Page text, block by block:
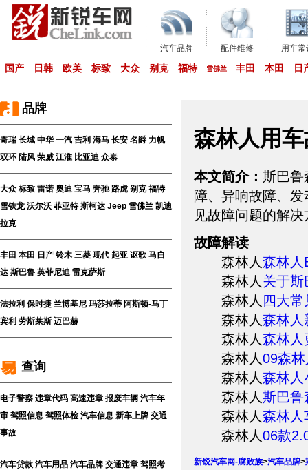
汽车品牌 配件维修 用车常
国产 日韩 欧美 标致 大众 别克 福特 雪佛兰 丰田 本田 日
品牌
奇瑞 长城 中华 一汽 吉利 海马 长安 名爵 力帆
双环 陆风 荣威 江淮 比亚迪 众泰
大众 标致 雷诺 奥迪 宝马 奔驰 路虎 别克 福特
雪铁龙 沃尔沃 菲亚特 斯柯达 Jeep 雪佛兰 凯迪
拉克
丰田 本田 日产 铃木 三菱 现代 起亚 讴歌 马自
达 斯巴鲁 英菲尼迪 雷克萨斯
法拉利 保时捷 兰博基尼 玛莎拉蒂 阿斯顿-马丁
宾利 劳斯莱斯 迈巴赫
查询
电子警察 违章代码 高速违章 报废车辆 汽车年
审 驾照信息 驾照体检 汽车信息 新车上牌 交通
事故
汽车贷款 汽车用品 汽车品牌 交通违章 驾照考
森林人用
本文简介： 斯巴鲁
障、异响故障、
见故障问题的解
故障解读
森林人森林人
森林人 关于斯
森林人 四大
森林人森林人
森林人森林人
森林人09森
森林人森林人
森林人斯巴鲁
森林人森林人
森林人06款
新锐汽车网-腐败族>汽车品牌>